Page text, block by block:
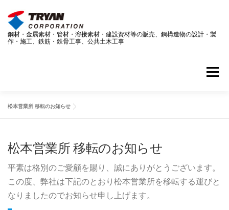
プ
鋼材・金属素材・管材・溶接素材・建設資材等の販売、鋼構造物の設計・製
作・施工、鉄筋・鉄骨工事、公共土木工事
メニュー
事業案内 技術情報
ダウンロードページ お問い合わせ 最新情報
SDGS
松本営業所 移転のお知らせ
松本営業所 移転のお知らせ
平素は格別のご愛顧を賜り、誠にありがとうございます。
この度、弊社は下記のとおり松本営業所を移転する運びと
なりましたのでお知らせ申し上げます。